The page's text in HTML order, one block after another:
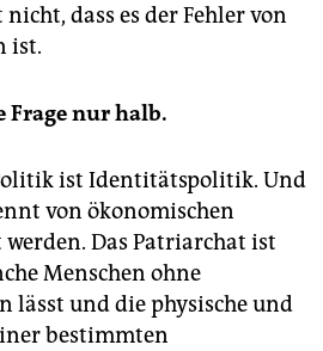
dass es der Fehler von
ist.
Frage nur halb.
ist Identitätspolitik. Und
von ökonomischen
Das Patriarchat ist
Menschen ohne
lässt und die physische und
bestimmten